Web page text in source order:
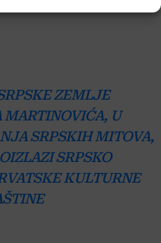
ZEMLJE
MARTINOVIĆA, U
SRPSKIH MITOVA,
SRPSKO
KULTURNE